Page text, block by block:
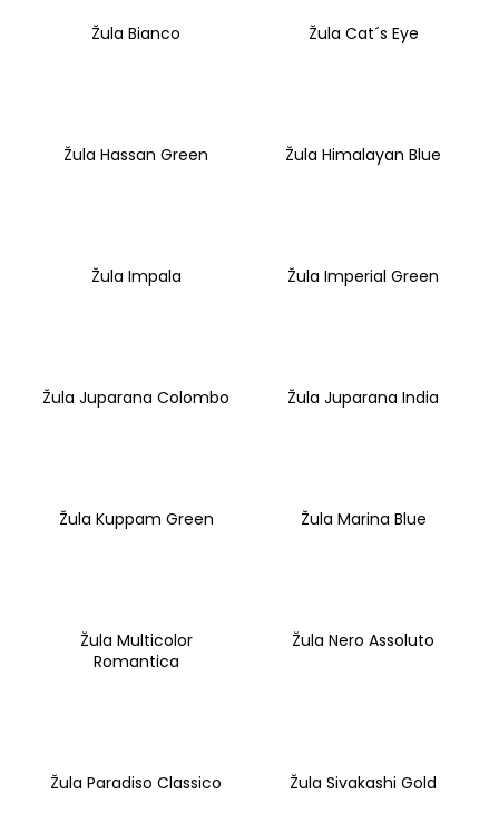
Žula Bianco Žula Cat´s Eye
Žula Hassan Green Žula Himalayan Blue
Žula Impala Žula Imperial Green
Žula Juparana Colombo Žula Juparana India
Žula Kuppam Green Žula Marina Blue
Žula Multicolor
Romantica
Žula Nero Assoluto
Žula Paradiso Classico Žula Sivakashi Gold